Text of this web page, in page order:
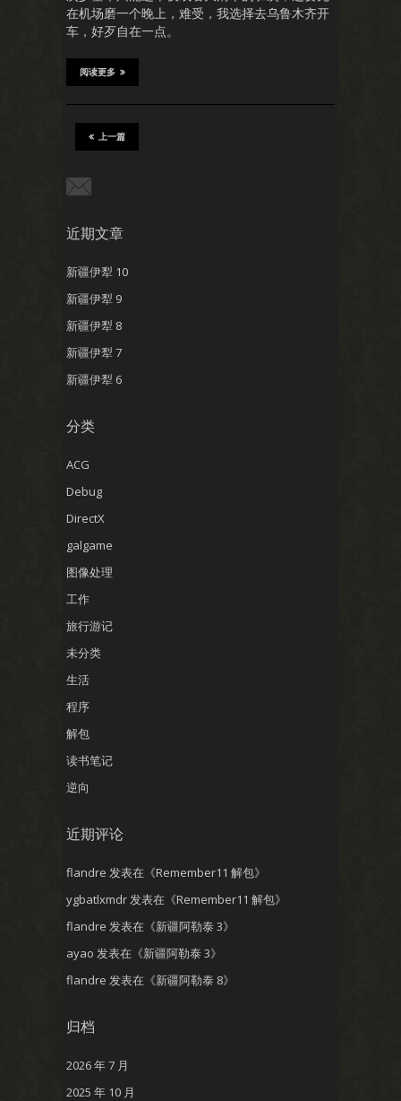
在机场磨一个晚上，难受，我选择去乌鲁木齐开
车，好歹自在一点。
阅读更多
上一篇
近期文章
新疆伊犁 10
新疆伊犁 9
新疆伊犁 8
新疆伊犁 7
新疆伊犁 6
分类
ACG
Debug
DirectX
galgame
图像处理
工作
旅行游记
未分类
生活
程序
解包
读书笔记
逆向
近期评论
flandre 发表在《Remember11 解包》
ygbatlxmdr 发表在《Remember11 解包》
flandre 发表在《新疆阿勒泰 3》
ayao 发表在《新疆阿勒泰 3》
flandre 发表在《新疆阿勒泰 8》
归档
2026 年 7 月
2025 年 10 月